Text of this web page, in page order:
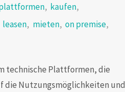
, kaufen,
leasen, mieten, on premise,
technische Plattformen, die
die Nutzungsmöglichkeiten und